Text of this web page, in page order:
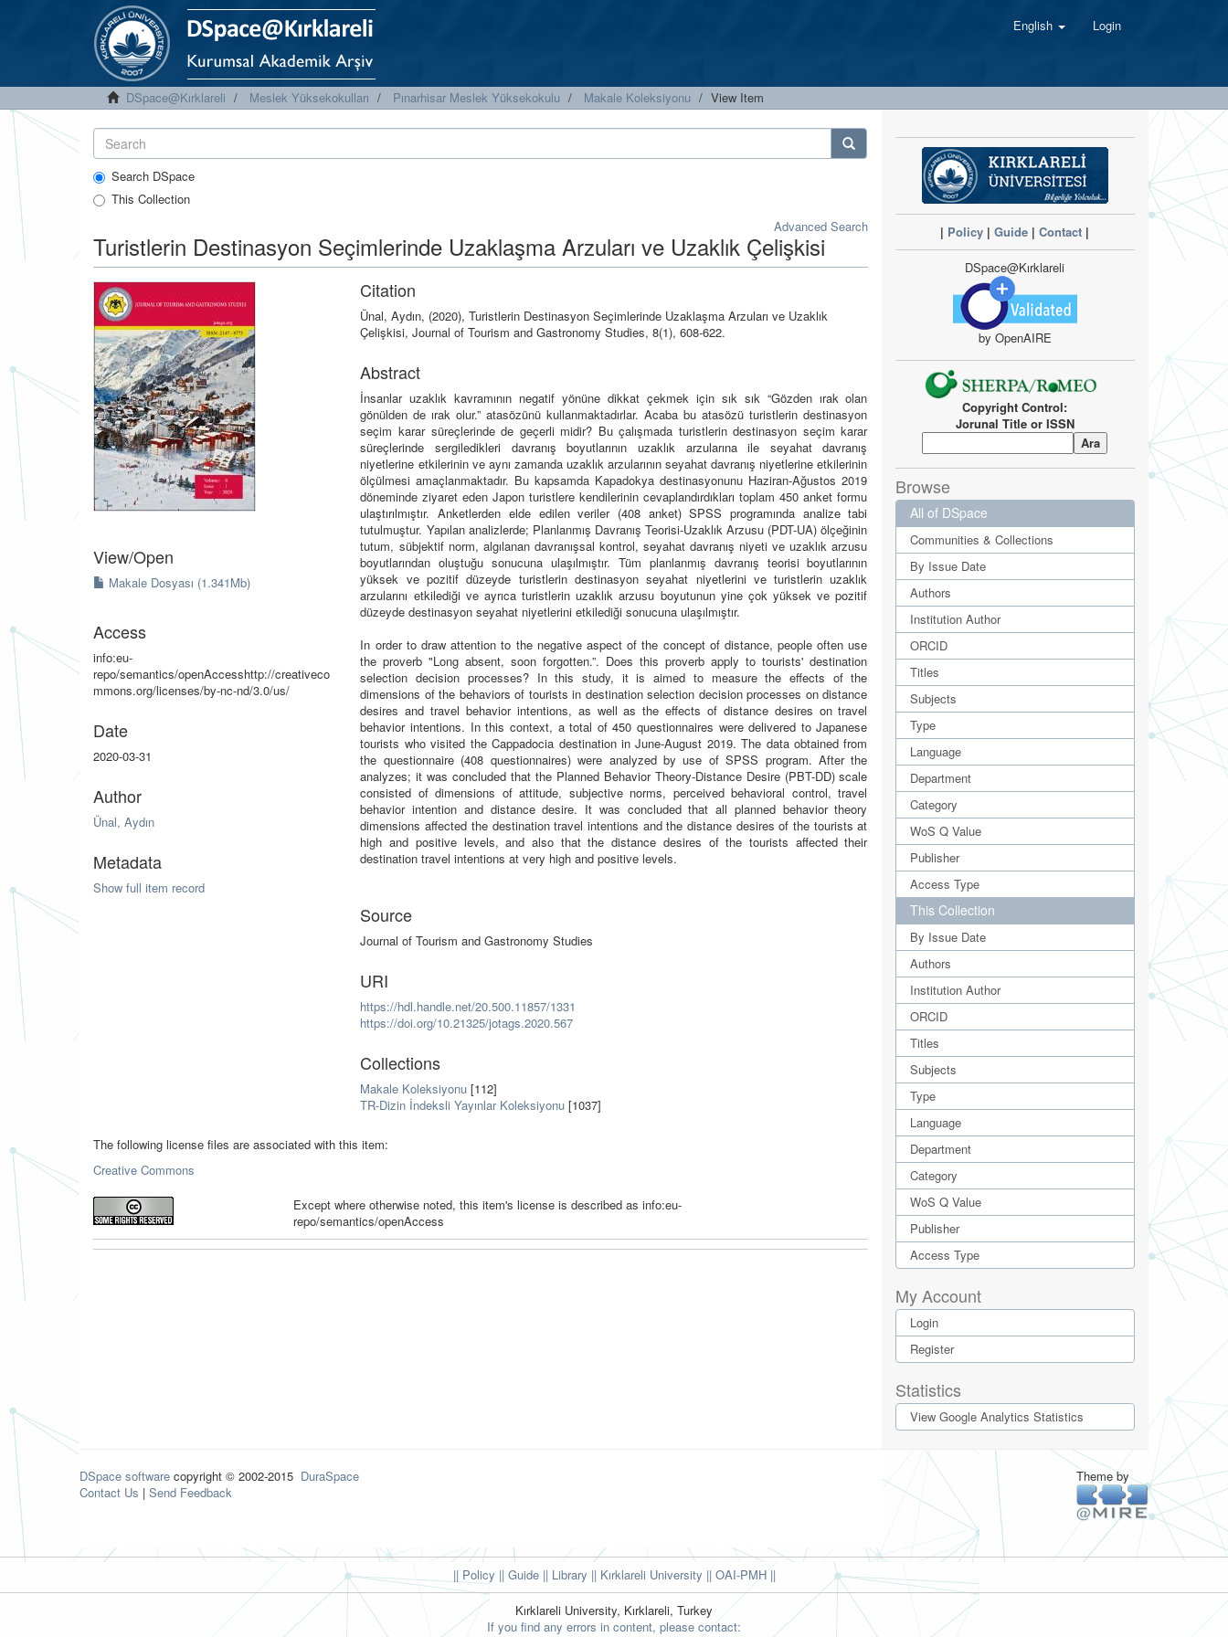
English Login
DSpace@Kırklareli Meslek Yüksekokulları Pınarhisar Meslek Yüksekokulu Makale Koleksiyonu View Item
Search DSpace
This Collection
Advanced Search
Turistlerin Destinasyon Seçimlerinde Uzaklaşma Arzuları ve Uzaklık Çelişkisi
View/Open
Makale Dosyası (1.341Mb)
Access
info:eu-
repo/semantics/openAccesshttp://creativeco
mmons.org/licenses/by-nc-nd/3.0/us/
Date
2020-03-31
Author
Ünal, Aydın
Metadata
Show full item record
Citation
Ünal, Aydın, (2020), Turistlerin Destinasyon Seçimlerinde Uzaklaşma Arzuları ve Uzaklık
Çelişkisi, Journal of Tourism and Gastronomy Studies, 8(1), 608-622.
Abstract
İnsanlar uzaklık kavramının negatif yönüne dikkat çekmek için sık sık “Gözden ırak olan
gönülden de ırak olur.” atasözünü kullanmaktadırlar. Acaba bu atasözü turistlerin destinasyon
seçim karar süreçlerinde de geçerli midir? Bu çalışmada turistlerin destinasyon seçim karar
süreçlerinde sergiledikleri davranış boyutlarının uzaklık arzularına ile seyahat davranış
niyetlerine etkilerinin ve aynı zamanda uzaklık arzularının seyahat davranış niyetlerine etkilerinin
ölçülmesi amaçlanmaktadır. Bu kapsamda Kapadokya destinasyonunu Haziran-Ağustos 2019
döneminde ziyaret eden Japon turistlere kendilerinin cevaplandırdıkları toplam 450 anket formu
ulaştırılmıştır. Anketlerden elde edilen veriler (408 anket) SPSS programında analize tabi
tutulmuştur. Yapılan analizlerde; Planlanmış Davranış Teorisi-Uzaklık Arzusu (PDT-UA) ölçeğinin
tutum, sübjektif norm, algılanan davranışsal kontrol, seyahat davranış niyeti ve uzaklık arzusu
boyutlarından oluştuğu sonucuna ulaşılmıştır. Tüm planlanmış davranış teorisi boyutlarının
yüksek ve pozitif düzeyde turistlerin destinasyon seyahat niyetlerini ve turistlerin uzaklık
arzularını etkilediği ve ayrıca turistlerin uzaklık arzusu boyutunun yine çok yüksek ve pozitif
düzeyde destinasyon seyahat niyetlerini etkilediği sonucuna ulaşılmıştır.
In order to draw attention to the negative aspect of the concept of distance, people often use
the proverb "Long absent, soon forgotten.”. Does this proverb apply to tourists' destination
selection decision processes? In this study, it is aimed to measure the effects of the
dimensions of the behaviors of tourists in destination selection decision processes on distance
desires and travel behavior intentions, as well as the effects of distance desires on travel
behavior intentions. In this context, a total of 450 questionnaires were delivered to Japanese
tourists who visited the Cappadocia destination in June-August 2019. The data obtained from
the questionnaire (408 questionnaires) were analyzed by use of SPSS program. After the
analyzes; it was concluded that the Planned Behavior Theory-Distance Desire (PBT-DD) scale
consisted of dimensions of attitude, subjective norms, perceived behavioral control, travel
behavior intention and distance desire. It was concluded that all planned behavior theory
dimensions affected the destination travel intentions and the distance desires of the tourists at
high and positive levels, and also that the distance desires of the tourists affected their
destination travel intentions at very high and positive levels.
Source
Journal of Tourism and Gastronomy Studies
URI
https://hdl.handle.net/20.500.11857/1331
https://doi.org/10.21325/jotags.2020.567
Collections
Makale Koleksiyonu [112]
TR-Dizin İndeksli Yayınlar Koleksiyonu [1037]
The following license files are associated with this item:
Creative Commons
Except where otherwise noted, this item's license is described as info:eu-
repo/semantics/openAccess
| Policy |Guide |Contact |
DSpace@Kırklareli
by OpenAIRE
Copyright Control:
Jorunal Title or ISSN
Browse
All of DSpace
Communities & Collections
By Issue Date
Authors
Institution Author
ORCID
Titles
Subjects
Type
Language
Department
Category
WoS Q Value
Publisher
Access Type
This Collection
By Issue Date
Authors
Institution Author
ORCID
Titles
Subjects
Type
Language
Department
Category
WoS Q Value
Publisher
Access Type
My Account
Login
Register
Statistics
View Google Analytics Statistics
DSpace software copyright © 2002-2015 DuraSpace
Contact Us | Send Feedback
Theme by
|| Policy || Guide|| Library || Kırklareli University || OAI-PMH ||
Kırklareli University, Kırklareli, Turkey
If you find any errors in content, please contact: